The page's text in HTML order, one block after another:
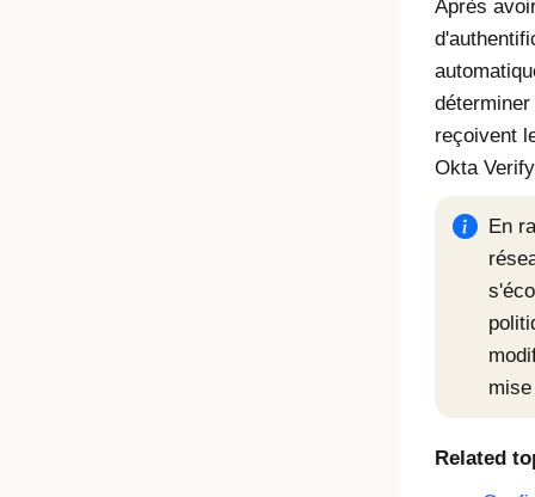
Après
reçoivent
Okta Verify
En
Related